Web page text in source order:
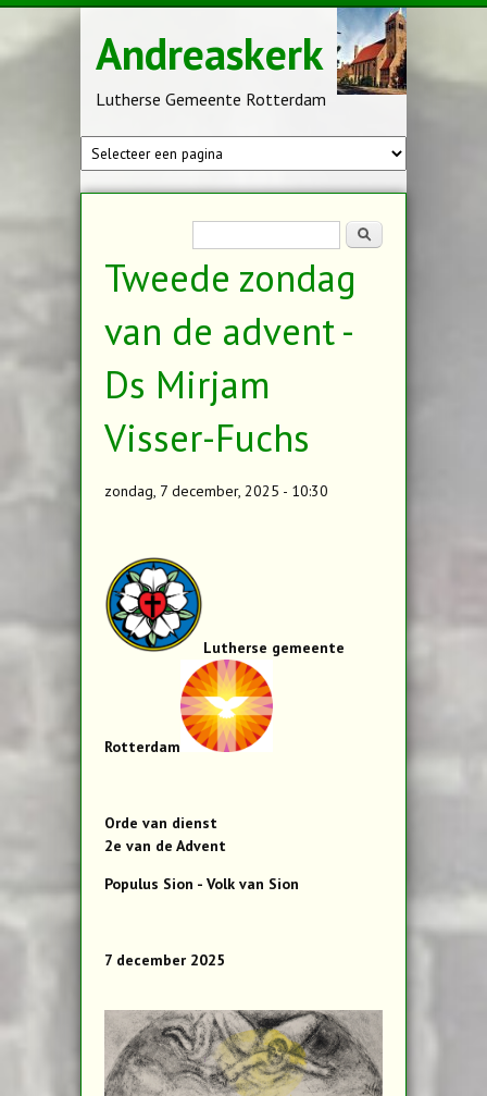
Overslaan en naar de inhoud gaan
Andreaskerk
Lutherse Gemeente Rotterdam
Zoeken
Tweede zondag
van de advent -
Ds Mirjam
Visser-Fuchs
zondag, 7 december, 2025 - 10:30
Lutherse gemeente
Rotterdam
Orde van dienst
2e van de Advent
Populus Sion - Volk van Sion
7 december 2025